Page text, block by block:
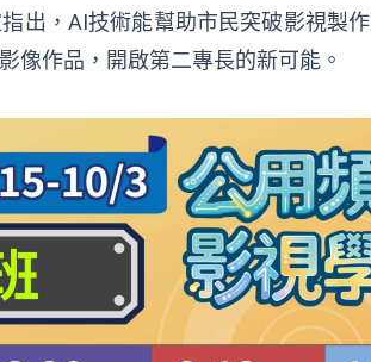
出，AI技術能幫助市民突破影視製
像作品，開啟第二專長的新可能。